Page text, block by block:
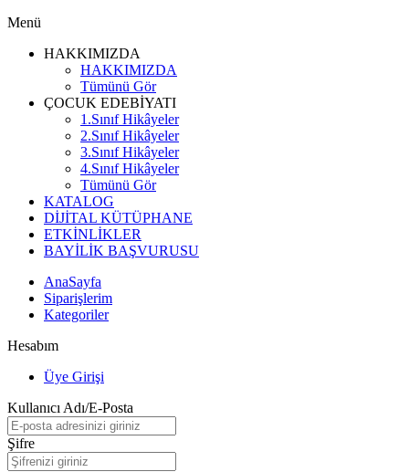
Menü
HAKKIMIZDA
HAKKIMIZDA
Tümünü Gör
ÇOCUK EDEBİYATI
1.Sınıf Hikâyeler
2.Sınıf Hikâyeler
3.Sınıf Hikâyeler
4.Sınıf Hikâyeler
Tümünü Gör
KATALOG
DİJİTAL KÜTÜPHANE
ETKİNLİKLER
BAYİLİK BAŞVURUSU
AnaSayfa
Siparişlerim
Kategoriler
Hesabım
Üye Girişi
Kullanıcı Adı/E-Posta
Şifre